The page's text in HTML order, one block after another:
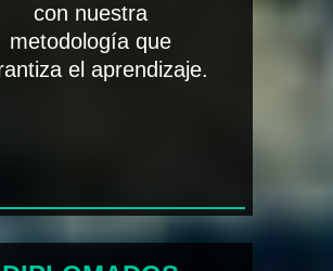
con nuestra
metodología que
el aprendizaje.